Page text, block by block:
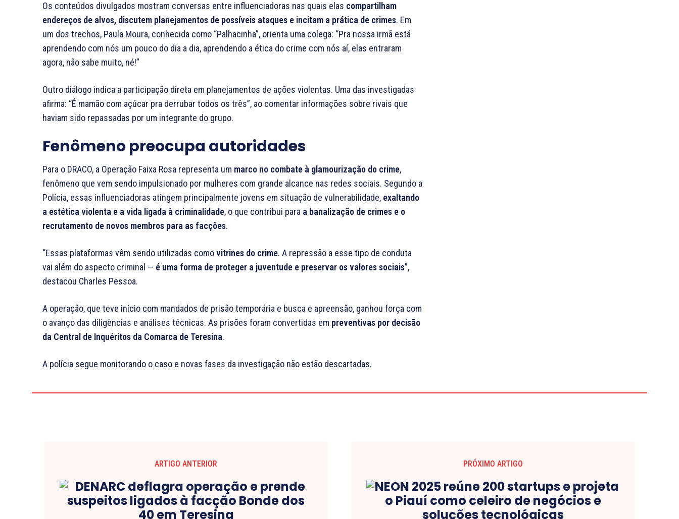
Os conteúdos divulgados mostram conversas entre influenciadoras nas quais elas compartilham
endereços de alvos, discutem planejamentos de possíveis ataques e incitam a prática de crimes. Em
um dos trechos, Paula Moura, conhecida como “Palhacinha”, orienta uma colega: “Pra nossa irmã está
aprendendo com nós um pouco do dia a dia, aprendendo a ética do crime com nós aí, elas entraram
agora, não sabe muito, né!”
Outro diálogo indica a participação direta em planejamentos de ações violentas. Uma das investigadas
afirma: “É mamão com açúcar pra derrubar todos os três”, ao comentar informações sobre rivais que
haviam sido repassadas por um integrante do grupo.
Fenômeno preocupa autoridades
Para o DRACO, a Operação Faixa Rosa representa um marco no combate à glamourização do crime,
fenômeno que vem sendo impulsionado por mulheres com grande alcance nas redes sociais. Segundo a
Polícia, essas influenciadoras atingem principalmente jovens em situação de vulnerabilidade, exaltando
a estética violenta e a vida ligada à criminalidade, o que contribui para a banalização de crimes e o
recrutamento de novos membros para as facções.
“Essas plataformas vêm sendo utilizadas comovitrines do crime. A repressão a esse tipo de conduta
vai além do aspecto criminal — é uma forma de proteger a juventude e preservar os valores sociais”,
destacou Charles Pessoa.
A operação, que teve início com mandados de prisão temporária e busca e apreensão, ganhou força com
o avanço das diligências e análises técnicas. As prisões foram convertidas em preventivas por decisão
da Central de Inquéritos da Comarca de Teresina.
A polícia segue monitorando o caso e novas fases da investigação não estão descartadas.
ARTIGO ANTERIOR PRÓXIMO ARTIGO